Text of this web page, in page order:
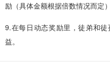
励（具体金额根据倍数情况而定）
9.在每日动态奖励里，徒弟和
益。